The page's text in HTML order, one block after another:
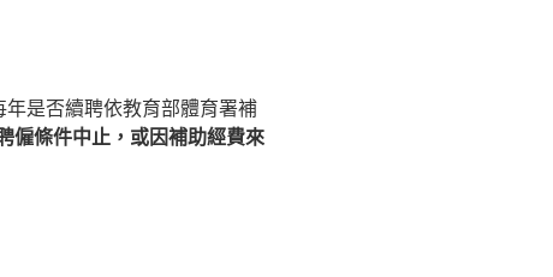
年是否續聘依教育部體育署補
僱條件中止 ， 或因補助經費來